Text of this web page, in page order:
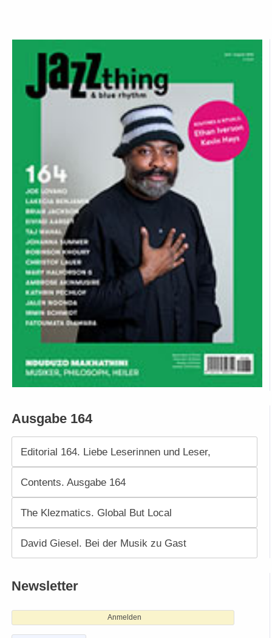
Ausgabe 164
Editorial 164. Liebe Leserinnen und Leser,
Contents. Ausgabe 164
The Klezmatics. Global But Local
David Giesel. Bei der Musik zu Gast
Newsletter
Anmelden